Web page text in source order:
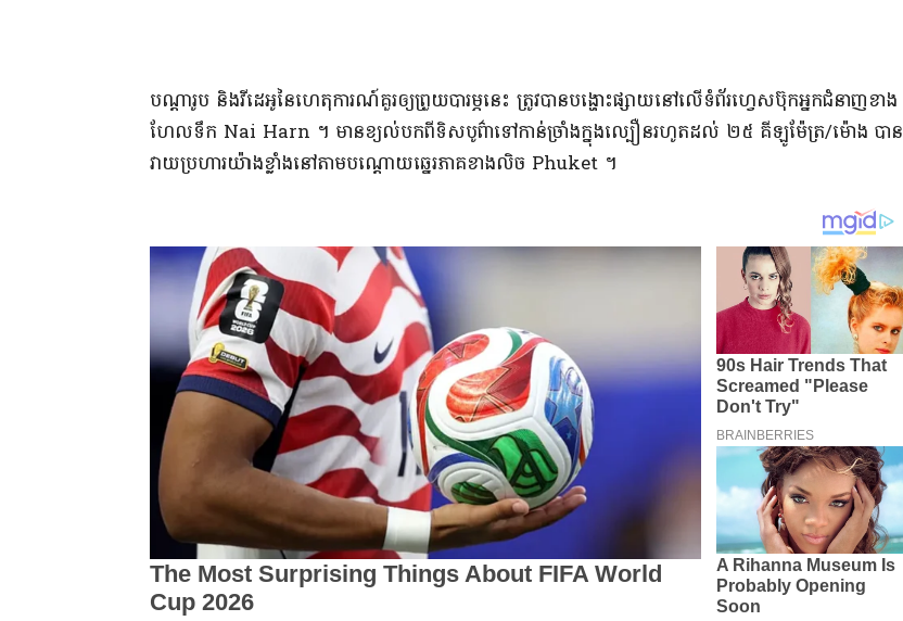
​បណ្តា​រូប និង​វីដេអូ​នៃ​ហេតុការណ៍​គួរ​ឲ្យ​ព្រួយបារម្ភ​នេះ ត្រូវបាន​បង្ហោះ​ផ្សាយ​នៅលើ​ទំព័រ​ហ្វេ​ស​ប៊ុ​ក​អ្នកជំនាញ​ខាង​
ហែល​ទឹក Nai Harn ។ មាន​ខ្យល់​បក​ពី​ទិស​បូព៌ា​ទៅកាន់​ច្រាំង​ក្នុង​ល្បឿន​រហូតដល់ ២៥ គីឡូម៉ែត្រ​/​ម៉ោង បាន​
វាយប្រហារ​យ៉ាងខ្លាំង​នៅតាម​បណ្តោយ​ឆ្នេរ​ភាគ​ខាងលិច Phuket ។